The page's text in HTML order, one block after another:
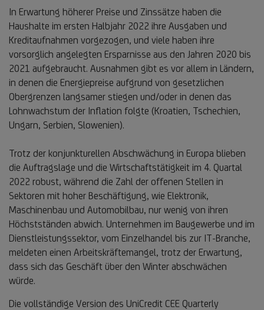
In Erwartung höherer Preise und Zinssätze haben die
Haushalte im ersten Halbjahr 2022 ihre Ausgaben und
Kreditaufnahmen vorgezogen, und viele haben ihre
vorsorglich angelegten Ersparnisse aus den Jahren 2020 bis
2021 aufgebraucht. Ausnahmen gibt es vor allem in Ländern,
in denen die Energiepreise aufgrund von gesetzlichen
Obergrenzen langsamer stiegen und/oder in denen das
Lohnwachstum der Inflation folgte (Kroatien, Tschechien,
Ungarn, Serbien, Slowenien).
Trotz der konjunkturellen Abschwächung in Europa blieben
die Auftragslage und die Wirtschaftstätigkeit im 4. Quartal
2022 robust, während die Zahl der offenen Stellen in
Sektoren mit hoher Beschäftigung, wie Elektronik,
Maschinenbau und Automobilbau, nur wenig von ihren
Höchstständen abwich. Unternehmen im Baugewerbe und im
Dienstleistungssektor, vom Einzelhandel bis zur IT-Branche,
meldeten einen Arbeitskräftemangel, trotz der Erwartung,
dass sich das Geschäft über den Winter abschwächen
würde.
Die vollständige Version des UniCredit CEE Quarterly